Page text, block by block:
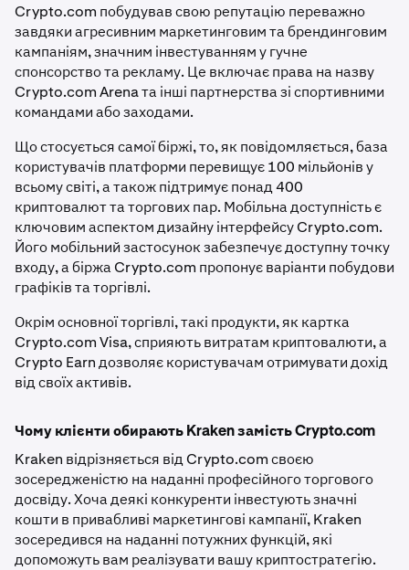
Crypto.com побудував свою репутацію переважно
завдяки агресивним маркетинговим та брендинговим
кампаніям, значним інвестуванням у гучне
спонсорство та рекламу. Це включає права на назву
Crypto.com Arena та інші партнерства зі спортивними
командами або заходами.
Що стосується самої біржі, то, як повідомляється, база
користувачів платформи перевищує 100 мільйонів у
всьому світі, а також підтримує понад 400
криптовалют та торгових пар. Мобільна доступність є
ключовим аспектом дизайну інтерфейсу Crypto.com.
Його мобільний застосунок забезпечує доступну точку
входу, а біржа Crypto.com пропонує варіанти побудови
графіків та торгівлі.
Окрім основної торгівлі, такі продукти, як картка
Crypto.com Visa, сприяють витратам криптовалюти, а
Crypto Earn дозволяє користувачам отримувати дохід
від своїх активів.
Чому клієнти обирають Kraken замість Crypto.com
Kraken відрізняється від Crypto.com своєю
зосередженістю на наданні професійного торгового
досвіду. Хоча деякі конкуренти інвестують значні
кошти в привабливі маркетингові кампанії, Kraken
зосередився на наданні потужних функцій, які
допоможуть вам реалізувати вашу криптостратегію.